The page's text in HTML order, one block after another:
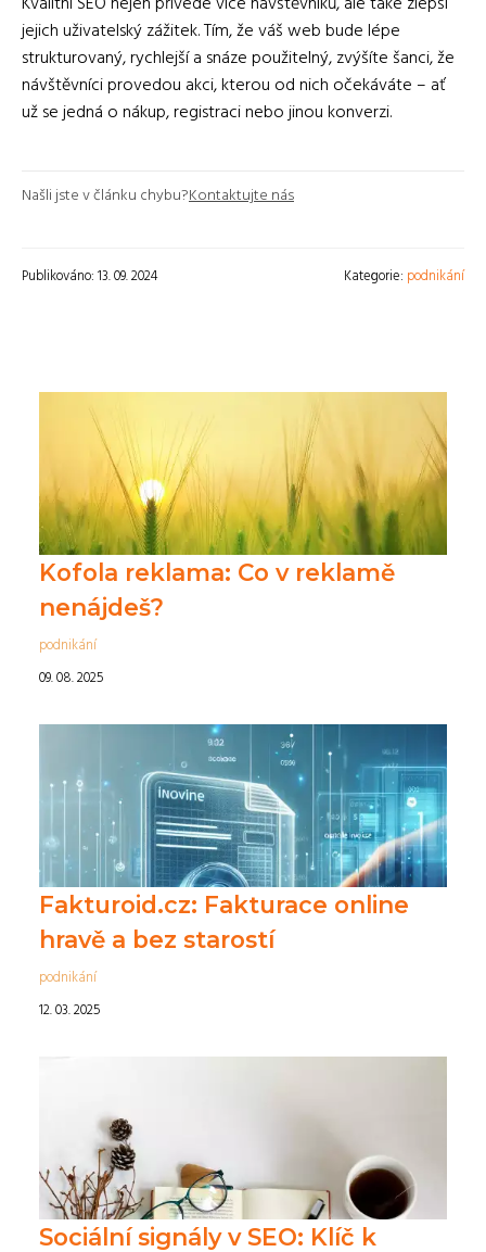
jejich uživatelský zážitek. Tím, že váš web bude lépe
strukturovaný, rychlejší a snáze použitelný, zvýšíte šanci, že
návštěvníci provedou akci, kterou od nich očekáváte – ať
už se jedná o nákup, registraci nebo jinou konverzi.
Našli jste v článku chybu?Kontaktujte nás
Publikováno: 13. 09. 2024 Kategorie: podnikání
Kofola reklama: Co v reklamě
nenájdeš?
podnikání
09. 08. 2025
Fakturoid.cz: Fakturace online
hravě a bez starostí
podnikání
12. 03. 2025
Sociální signály v SEO: Klíč k